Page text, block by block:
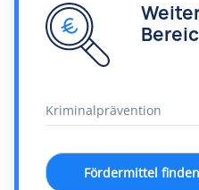
Fördermittel finden